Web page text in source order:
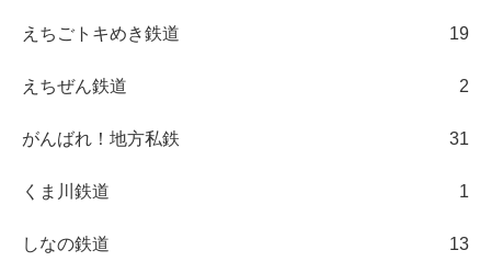
えちごトキめき鉄道 19
えちぜん鉄道 2
がんばれ！地方私鉄 31
くま川鉄道 1
しなの鉄道 13